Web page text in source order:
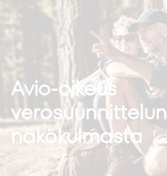
Avio-oikeus
verosuunnittelun
näkökulmasta